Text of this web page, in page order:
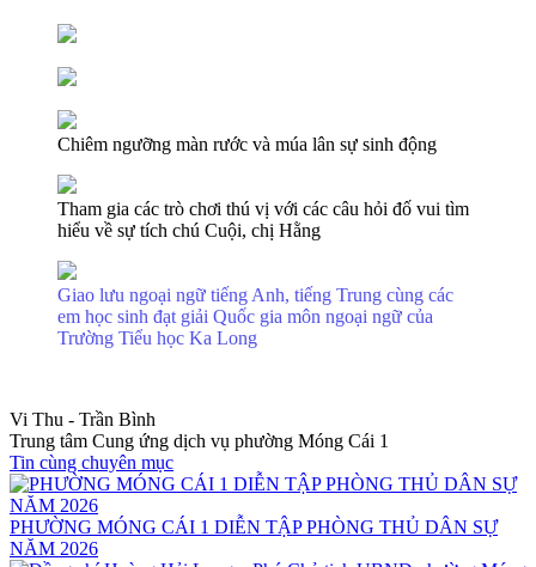
Chiêm ngưỡng màn rước và múa lân sự sinh động
Tham gia các trò chơi thú vị với các câu hỏi đố vui tìm
hiểu về sự tích chú Cuội, chị Hằng
Giao lưu ngoại ngữ tiếng Anh, tiếng Trung cùng các
em học sinh đạt giải Quốc gia môn ngoại ngữ của
Trường Tiểu học Ka Long
Vi Thu - Trần Bình
Trung tâm Cung ứng dịch vụ phường Móng Cái 1
Tin cùng chuyên mục
PHƯỜNG MÓNG CÁI 1 DIỄN TẬP PHÒNG THỦ DÂN SỰ
NĂM 2026